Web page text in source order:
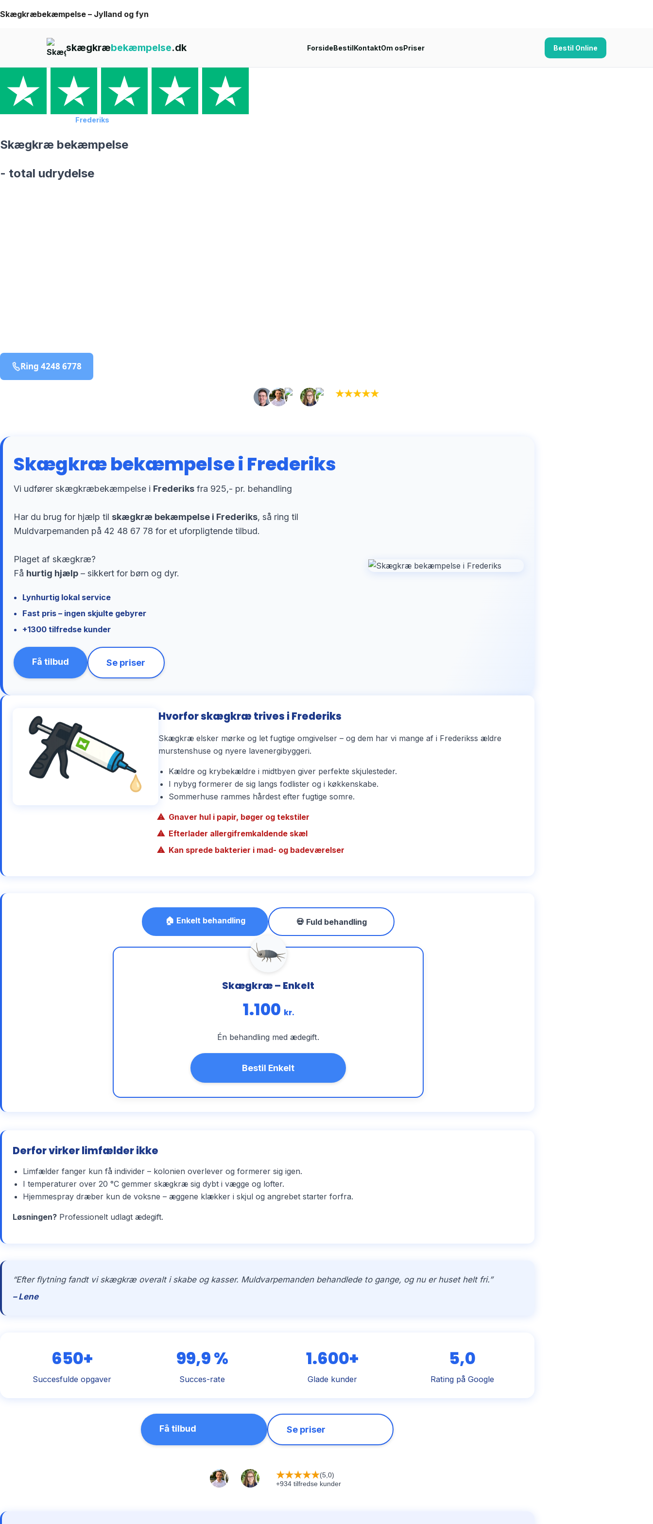
Skip
Skægkræbekæmpelse – Jylland og fyn
skægkræbekæmpelse.dk ForsideBestilKontaktOm osPriser Bestil Online
Frederiks
Skægkræ bekæmpelse
- total udrydelse
Ring 4248 6778
★★★★★
Skægkræ bekæmpelse i Frederiks
Vi udfører skægkræbekæmpelse i Frederiks fra 925,- pr. behandling
Har du brug for hjælp til skægkræ bekæmpelse i Frederiks, så ring til
Muldvarpemanden på 42 48 67 78 for et uforpligtende tilbud.
Plaget af skægkræ?
Få hurtig hjælp – sikkert for børn og dyr.
Lynhurtig lokal service
Fast pris – ingen skjulte gebyrer
+1300 tilfredse kunder
Få tilbud Se priser
Hvorfor skægkræ trives i Frederiks
Skægkræ elsker mørke og let fugtige omgivelser – og dem har vi mange af i Frederikss ældre
murstenshuse og nyere lavenergibyggeri.
Kældre og krybekældre i midtbyen giver perfekte skjulesteder.
I nybyg formerer de sig langs fodlister og i køkkenskabe.
Sommerhuse rammes hårdest efter fugtige somre.
Gnaver hul i papir, bøger og tekstiler
Efterlader allergifremkaldende skæl
Kan sprede bakterier i mad- og badeværelser
🏠 Enkelt behandling 💀 Fuld behandling
Skægkræ – Enkelt
1.100 kr.
Én behandling med ædegift.
Bestil Enkelt
Derfor virker limfælder ikke
Limfælder fanger kun få individer – kolonien overlever og formerer sig igen.
I temperaturer over 20 °C gemmer skægkræ sig dybt i vægge og lofter.
Hjemmespray dræber kun de voksne – æggene klækker i skjul og angrebet starter forfra.
Løsningen? Professionelt udlagt ædegift.
“Efter flytning fandt vi skægkræ overalt i skabe og kasser. Muldvarpemanden behandlede to gange, og nu er huset helt fri.”
– Lene
650+
Succesfulde opgaver
99,9 %
Succes-rate
1.600+
Glade kunder
5,0
Rating på Google
Få tilbud Se priser
★★★★★(5,0)
+934 tilfredse kunder